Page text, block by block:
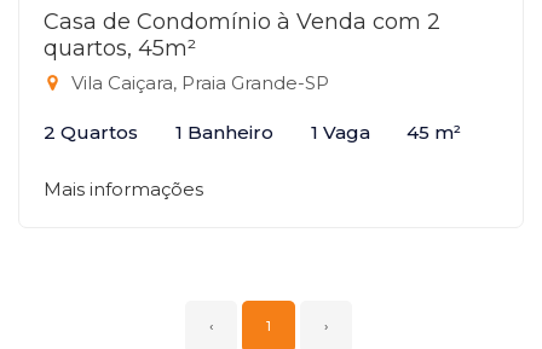
Casa de Condomínio à Venda com 2
quartos, 45m²
Vila Caiçara, Praia Grande-SP
2 Quartos 1 Banheiro 1 Vaga 45 m²
Mais informações
‹ 1 ›